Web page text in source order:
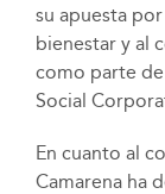
su apuesta
bienestar y al
como parte
Social
En cuanto al
Camarena ha